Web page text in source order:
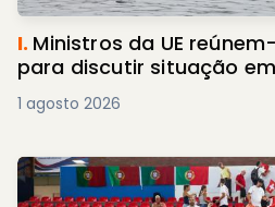
I. Ministros da UE
para discutir situação
1 agosto 2026